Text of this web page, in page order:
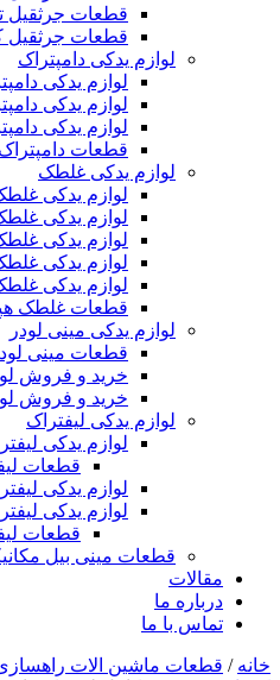
قطعات جرثقیل تادانو
قطعات جرثقیل کاتو
لوازم یدکی دامپتراک
لوازم یدکی دامپتراک
لوازم یدکی دامپتراک ولوو
لوازم یدکی دامپتراک
قطعات دامپتراک
لوازم یدکی غلطک
لوازم یدکی غلطک هام
لوازم یدکی غلطک هپکو
لوازم یدکی غلطک دایناپاک
لوازم یدکی غلطک ساکایی
لوازم یدکی غلطک کوماتسو
قطعات غلطک هپکو
لوازم یدکی مینی لودر
قطعات مینی لودر
خرید و فروش لوازم یدکی
خرید و فروش لوازم یدکی
لوازم یدکی لیفتراک
لوازم یدکی لیفتراک
قطعات لیفتراک
لوازم یدکی لیفتراک هایستر
لوازم یدکی لیفتراک تویوتا
قطعات لیفتراک تویوتا
قطعات مینی بیل مکانیکی
ما
با ما
ماشین الات راهسازی/ قطعات